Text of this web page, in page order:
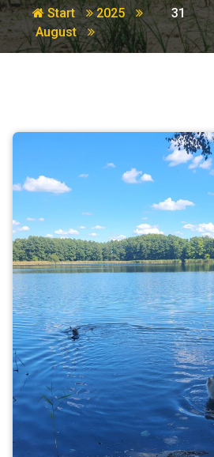
Start
2025
August
31